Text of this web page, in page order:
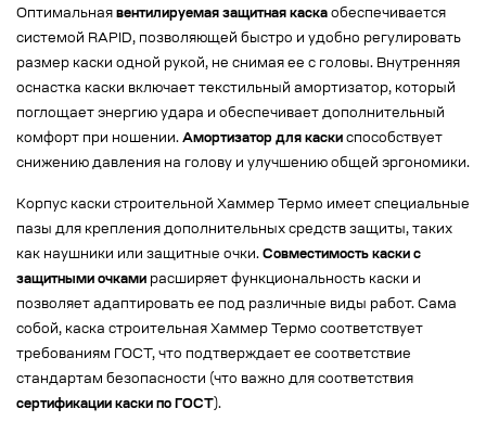
Оптимальная вентилируемая защитная каска обеспечивается
системой RAPID, позволяющей быстро и удобно регулировать
размер каски одной рукой, не снимая ее с головы. Внутренняя
оснастка каски включает текстильный амортизатор, который
поглощает энергию удара и обеспечивает дополнительный
комфорт при ношении. Амортизатор для каски способствует
снижению давления на голову и улучшению общей эргономики.
Корпус каски строительной Хаммер Термо имеет специальные
пазы для крепления дополнительных средств защиты, таких
как наушники или защитные очки. Совместимость каски с
защитными очками расширяет функциональность каски и
позволяет адаптировать ее под различные виды работ. Сама
собой, каска строительная Хаммер Термо соответствует
требованиям ГОСТ, что подтверждает ее соответствие
стандартам безопасности (что важно для соответствия
сертификации каски по ГОСТ).